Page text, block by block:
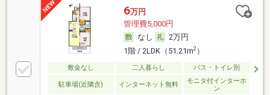
6万円
管理費5,000円
なし
2万円
1階 / 2LDK（51.21m2）
敷金なし 二人暮らし バス・トイレ別
駐車場(近隣含) インターネット無料
モニタ付インターホ
ン